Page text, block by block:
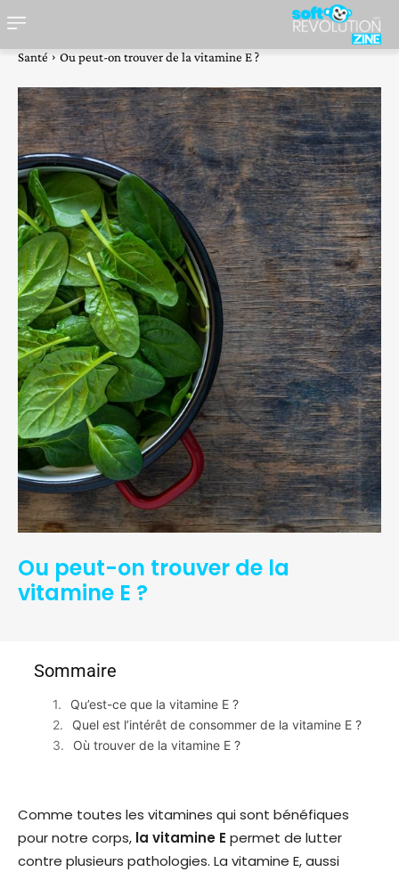
Santé Ou peut-on trouver de la vitamine E ?
Ou peut-on trouver de la
vitamine E ?
Sommaire
Qu’est-ce que la vitamine E ?
Quel est l’intérêt de consommer de la vitamine E ?
Où trouver de la vitamine E ?
Comme toutes les vitamines qui sont bénéfiques
pour notre corps, la vitamine E permet de lutter
contre plusieurs pathologies. La vitamine E, aussi